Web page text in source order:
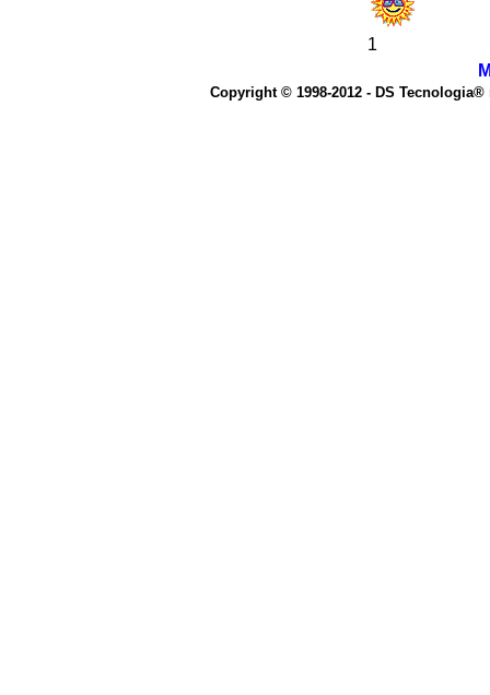
1
Copyright © 1998-2012 - DS Tecnologia®